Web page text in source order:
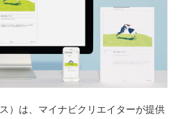
）は、マイナビクリエイターが提供